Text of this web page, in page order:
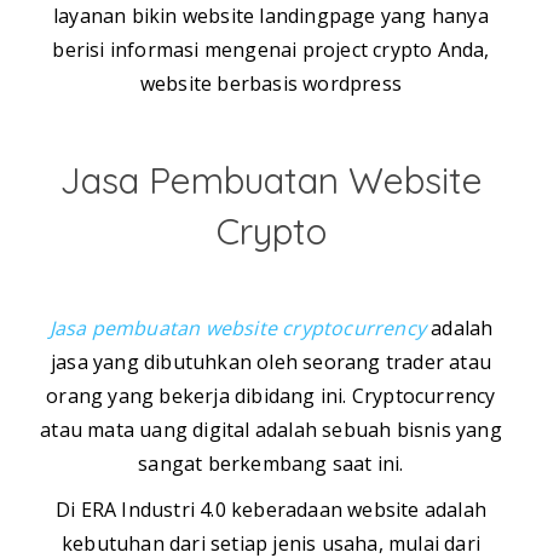
layanan bikin website landingpage yang hanya
berisi informasi mengenai project crypto Anda,
website berbasis wordpress
Jasa Pembuatan Website
Crypto
Jasa pembuatan website cryptocurrencyadalah
jasa yang dibutuhkan oleh seorang trader atau
orang yang bekerja dibidang ini. Cryptocurrency
atau mata uang digital adalah sebuah bisnis yang
sangat berkembang saat ini.
Di ERA Industri 4.0 keberadaan website adalah
kebutuhan dari setiap jenis usaha, mulai dari